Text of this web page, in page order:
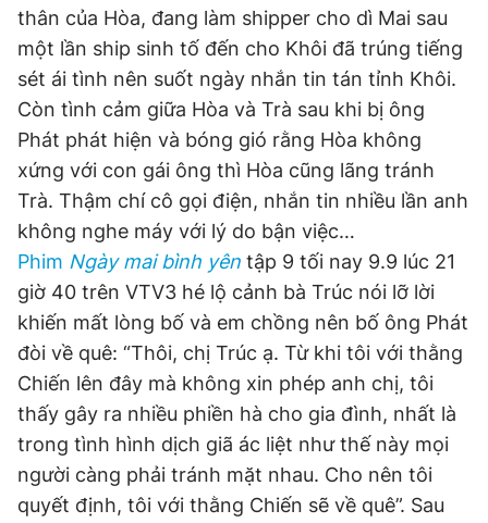
thân của Hòa, đang làm shipper cho dì Mai sau
một lần ship sinh tố đến cho Khôi đã trúng tiếng
sét ái tình nên suốt ngày nhắn tin tán tỉnh Khôi.
Còn tình cảm giữa Hòa và Trà sau khi bị ông
Phát phát hiện và bóng gió rằng Hòa không
xứng với con gái ông thì Hòa cũng lãng tránh
Trà. Thậm chí cô gọi điện, nhắn tin nhiều lần anh
không nghe máy với lý do bận việc…
Phim Ngày mai bình yên tập 9 tối nay 9.9 lúc 21
giờ 40 trên VTV3 hé lộ cảnh bà Trúc nói lỡ lời
khiến mất lòng bố và em chồng nên bố ông Phát
đòi về quê: “Thôi, chị Trúc ạ. Từ khi tôi với thằng
Chiến lên đây mà không xin phép anh chị, tôi
thấy gây ra nhiều phiền hà cho gia đình, nhất là
trong tình hình dịch giã ác liệt như thế này mọi
người càng phải tránh mặt nhau. Cho nên tôi
quyết định, tôi với thằng Chiến sẽ về quê”. Sau